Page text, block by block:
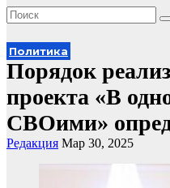
Политика
Порядок
проекта «В
СВОими»
Редакция Мар 30, 2025